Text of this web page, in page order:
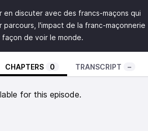
en discuter avec des francs-maçons qui
l'impact de la franc-maçonnerie
de voir le monde.
CHAPTERS 0 TRANSCRIPT –
for this episode.